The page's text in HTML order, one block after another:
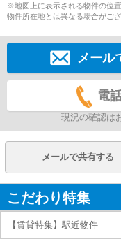
※地図上に表示される物件の位
物件所在地とは異なる場合がござ
メール
電
現況の確認は
メールで共有する
こだわり特集
【賃貸特集】駅近物件